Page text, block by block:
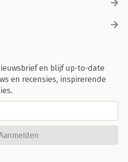
en blijf up-to-date
en recensies, inspirerende